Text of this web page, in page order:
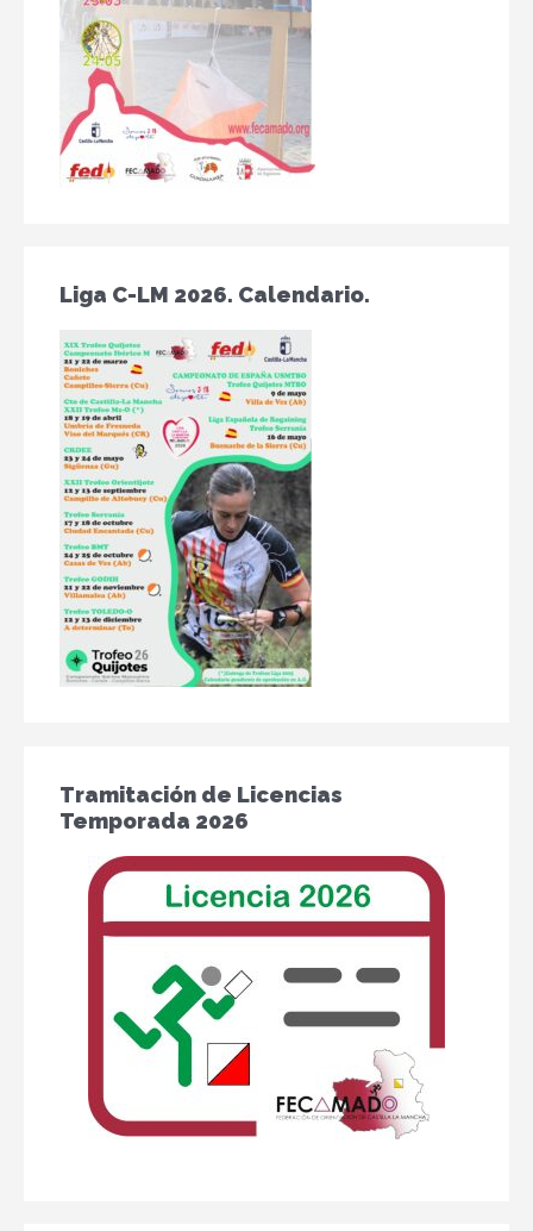
Liga C-LM 2026. Calendario.
Tramitación de Licencias
Temporada 2026